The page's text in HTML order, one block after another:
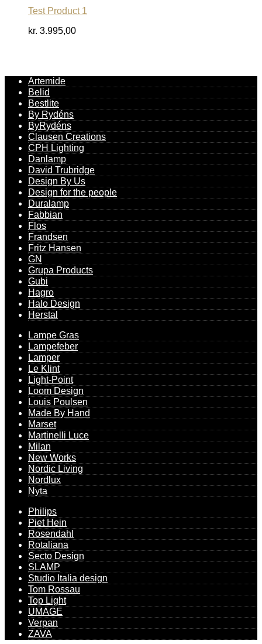
Test Product 1
kr. 3.995,00
Artemide
Belid
Bestlite
By Rydéns
ByRydéns
Clausen Creations
CPH Lighting
Danlamp
David Trubridge
Design By Us
Design for the people
Duralamp
Fabbian
Flos
Frandsen
Fritz Hansen
GN
Grupa Products
Gubi
Hagro
Halo Design
Herstal
Lampe Gras
Lampefeber
Lamper
Le Klint
Light-Point
Loom Design
Louis Poulsen
Made By Hand
Marset
Martinelli Luce
Milan
New Works
Nordic Living
Nordlux
Nyta
Philips
Piet Hein
Rosendahl
Rotaliana
Secto Design
SLAMP
Studio Italia design
Tom Rossau
Top Light
UMAGE
Verpan
ZAVA